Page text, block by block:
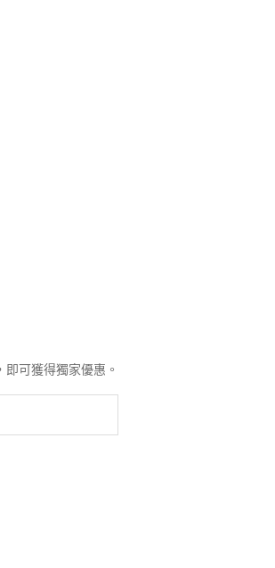
可獲得獨家優惠。